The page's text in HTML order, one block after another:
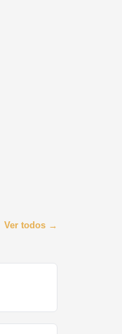
Ver todos →